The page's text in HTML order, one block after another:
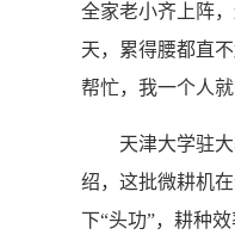
全家老小齐上阵
天，累得腰都直
帮忙，我一个人
天津大学驻大
绍，这批微耕机
下“头功”，耕种